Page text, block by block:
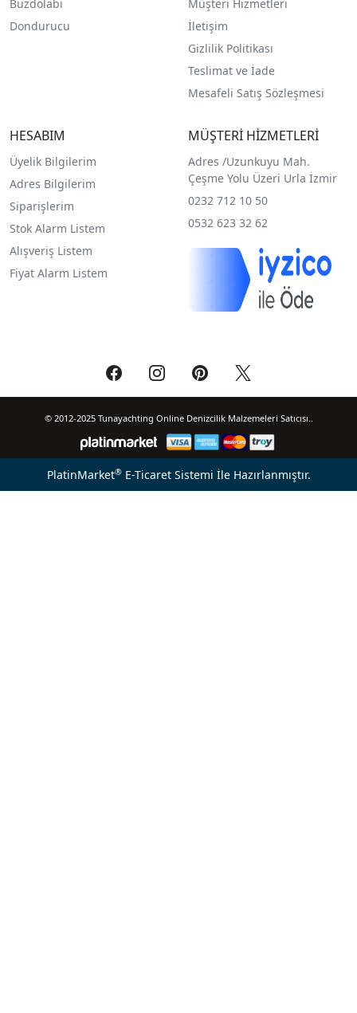
Buzdolabı
Dondurucu
Müşteri Hizmetleri
İletişim
Gizlilik Politikası
Teslimat ve İade
Mesafeli Satış Sözleşmesi
HESABIM
Üyelik Bilgilerim
Adres Bilgilerim
Siparişlerim
Stok Alarm Listem
Alışveriş Listem
Fiyat Alarm Listem
MÜŞTERİ HİZMETLERİ
Adres /Uzunkuyu Mah.
Çeşme Yolu Üzeri Urla İzmir
0232 712 10 50
0532 623 32 62
© 2012-2025 Tunayachting Online Denizcilik Malzemeleri Satıcısı..
PlatinMarket®E-Ticaret Sistemi İle Hazırlanmıştır.